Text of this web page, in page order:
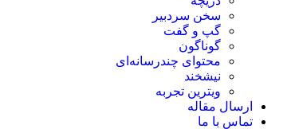
سخن سردبیر
گپ و گفت
گوناگون
محتوای چندرسانه‌ای
نیشخند
ویترین تجربه
ارسال مقاله
تماس با ما